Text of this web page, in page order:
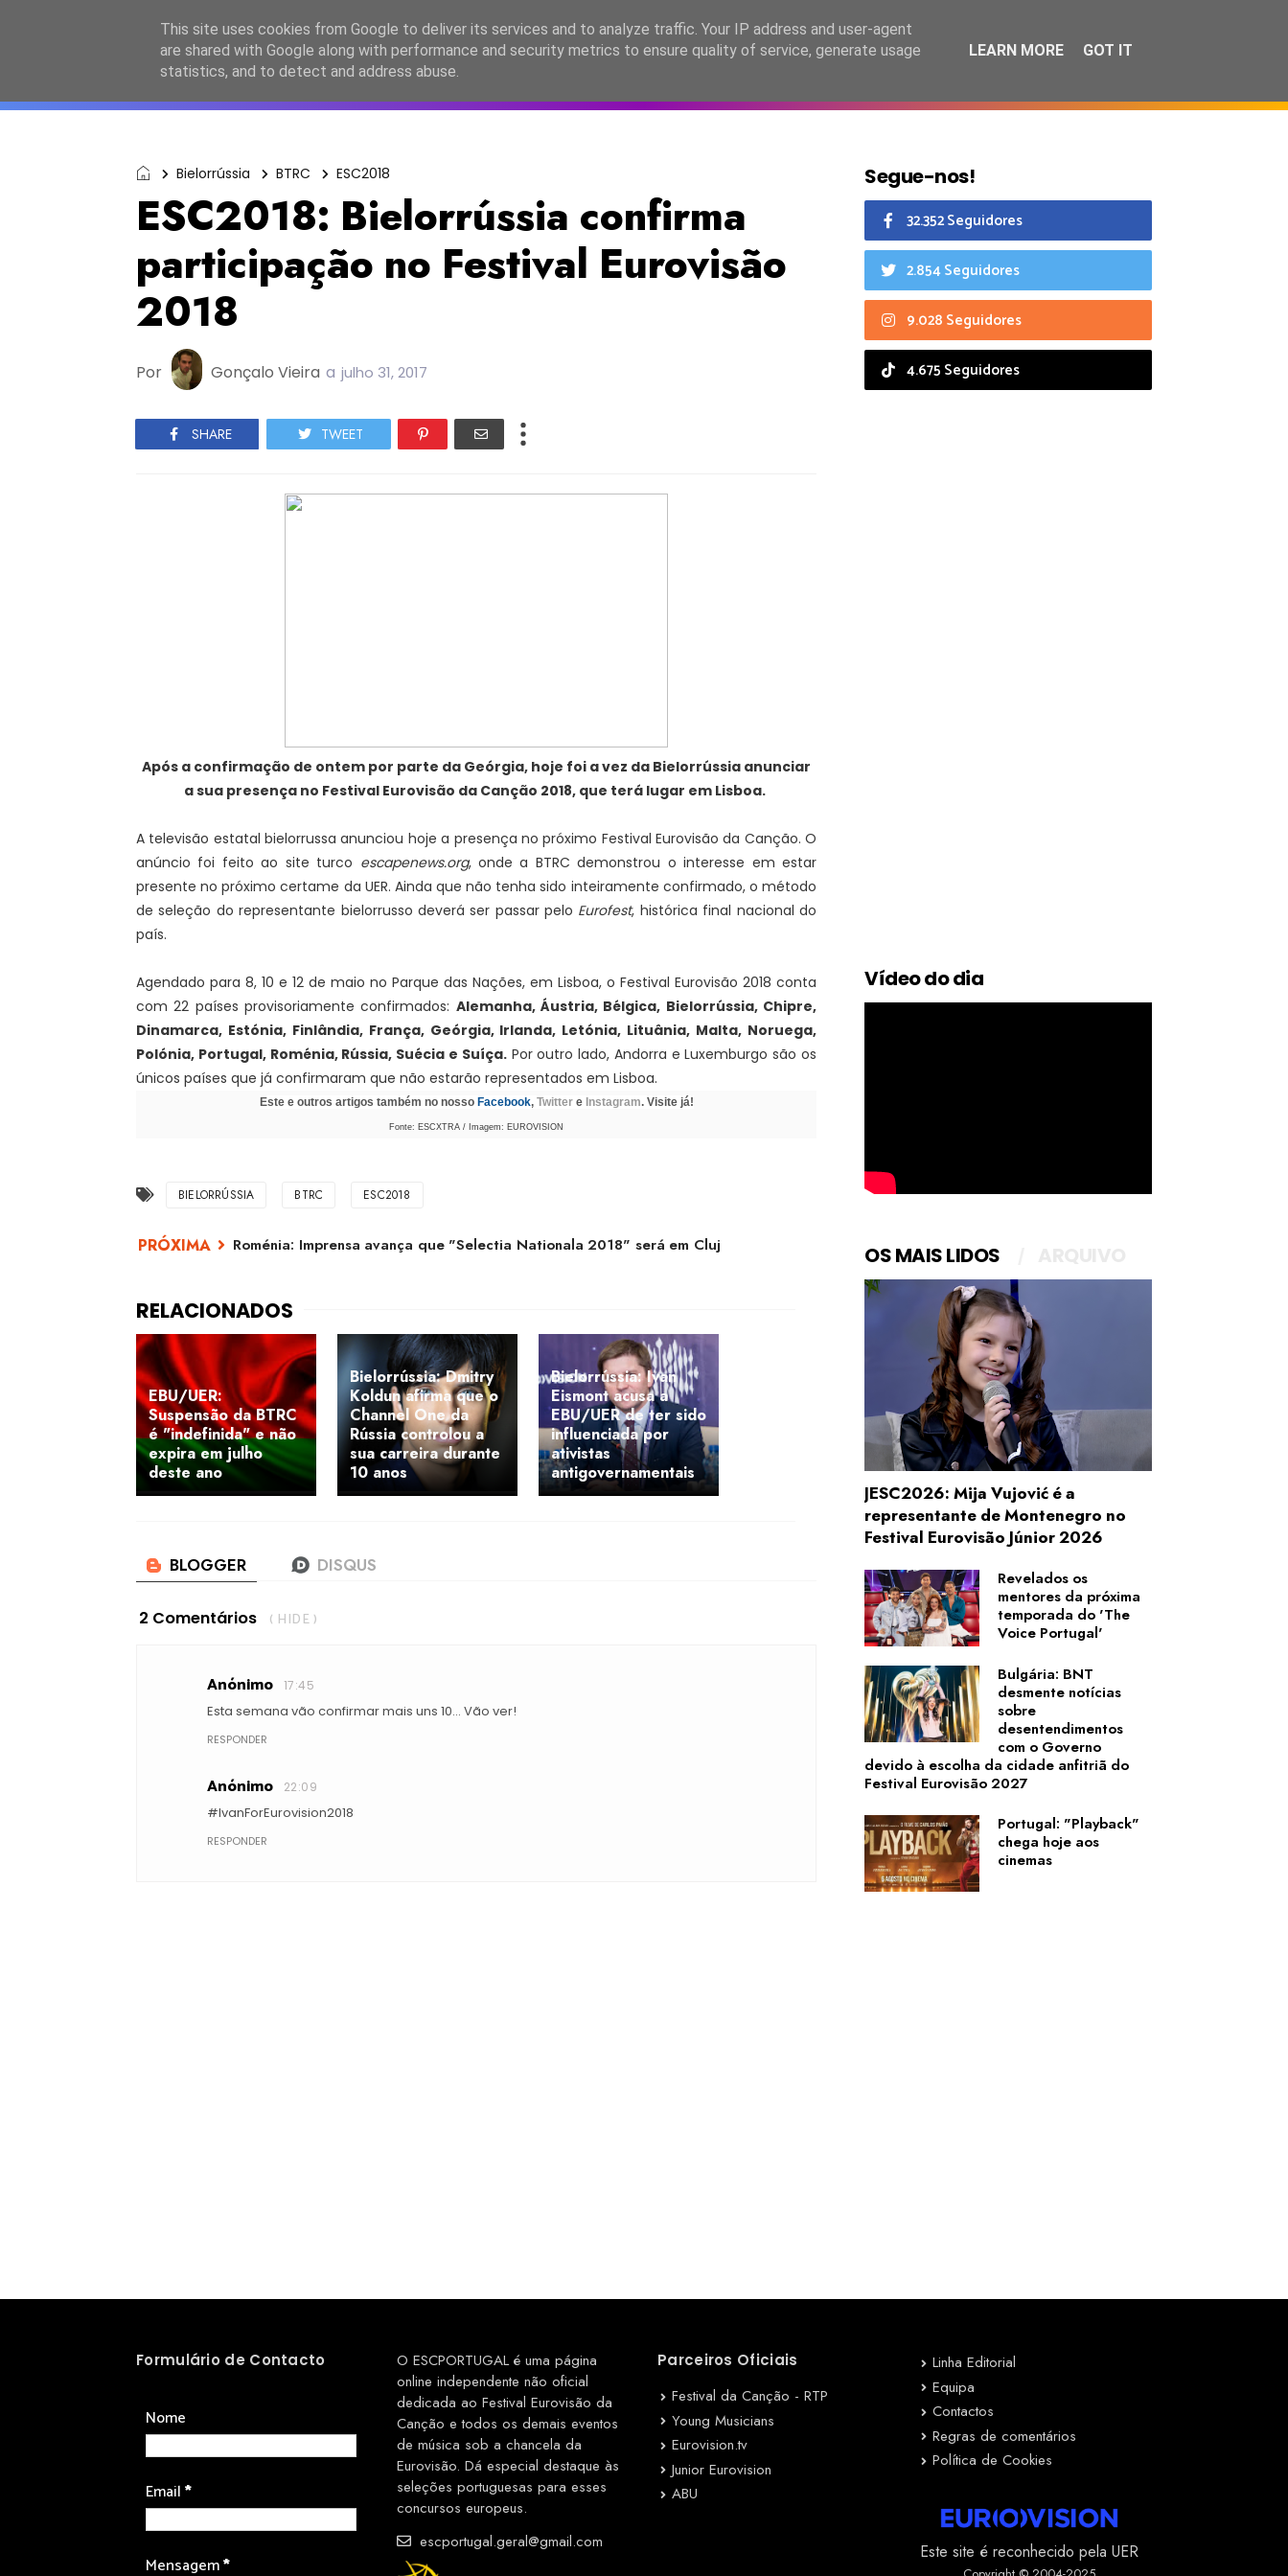
ESC2027 JESC2026 FC2026 EASC2026 PORTUGAL LANÇAMENTOS ESPECIAIS CALENDÁRIO
Bielorrússia BTRC ESC2018
ESC2018: Bielorrússia confirma
participação no Festival Eurovisão
2018
Por Gonçalo Vieira a julho 31, 2017
SHARE TWEET
Após a confirmação de ontem por parte da Geórgia, hoje foi a vez da Bielorrússia anunciar
a sua presença no Festival Eurovisão da Canção 2018, que terá lugar em Lisboa.
A televisão estatal bielorrussa anunciou hoje a presença no próximo Festival Eurovisão da Canção. O
anúncio foi feito ao site turco escapenews.org, onde a BTRC demonstrou o interesse em estar
presente no próximo certame da UER. Ainda que não tenha sido inteiramente confirmado, o método
de seleção do representante bielorrusso deverá ser passar pelo Eurofest, histórica final nacional do
país.
Agendado para 8, 10 e 12 de maio no Parque das Nações, em Lisboa, o Festival Eurovisão 2018 conta
com 22 países provisoriamente confirmados: Alemanha, Áustria, Bélgica, Bielorrússia, Chipre,
Dinamarca, Estónia, Finlândia, França, Geórgia, Irlanda, Letónia, Lituânia, Malta, Noruega,
Polónia, Portugal, Roménia, Rússia, Suécia e Suíça.Por outro lado, Andorra e Luxemburgo são os
únicos países que já confirmaram que não estarão representados em Lisboa.
Este e outros artigos também no nosso Facebook, Twittere Instagram. Visite já!
Fonte: ESCXTRA / Imagem: EUROVISION
BIELORRÚSSIA BTRC ESC2018
Roménia: Imprensa avança que "Selectia Nationala 2018" será em Cluj
EBU/UER:
Suspensão da BTRC
é "indefinida" e não
expira em julho
deste ano
Bielorrússia: Dmitry
Koldun afirma que o
Channel One da
Rússia controlou a
sua carreira durante
10 anos
Bielorrússia: Ivan
Eismont acusa a
EBU/UER de ter sido
influenciada por
ativistas
antigovernamentais
2 Comentários ( HIDE )
Anónimo 17:45
Esta semana vão confirmar mais uns 10... Vão ver!
RESPONDER
Anónimo 22:09
#IvanForEurovision2018
RESPONDER
Segue-nos!
32.352 Seguidores
2.854 Seguidores
9.028 Seguidores
4.675 Seguidores
Vídeo do dia
OS MAIS LIDOS
JESC2026: Mija Vujović é a
representante de Montenegro no
Festival Eurovisão Júnior 2026
Revelados os
mentores da próxima
temporada do 'The
Voice Portugal'
Bulgária: BNT
desmente notícias
sobre
desentendimentos
com o Governo
devido à escolha da cidade anfitriã do
Festival Eurovisão 2027
Portugal: "Playback"
chega hoje aos
cinemas
Formulário de Contacto
Nome
Email*
Mensagem*
O ESCPORTUGAL é uma página
online independente não oficial
dedicada ao Festival Eurovisão da
Canção e todos os demais eventos
de música sob a chancela da
Eurovisão. Dá especial destaque às
seleções portuguesas para esses
concursos europeus.
escportugal.geral@gmail.com
Parceiros Oficiais
Festival da Canção - RTP
Young Musicians
Eurovision.tv
Junior Eurovision
ABU
Linha Editorial
Equipa
Contactos
Regras de comentários
Política de Cookies
Este site é reconhecido pela UER
This site uses cookies from Google to deliver its services and to analyze traffic. Your IP address and user-agent
are shared with Google along with performance and security metrics to ensure quality of service, generate usage
statistics, and to detect and address abuse.
LEARN MORE GOT IT